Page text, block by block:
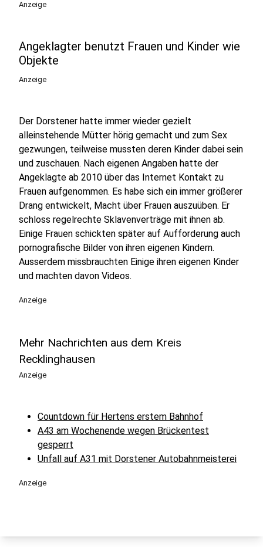
Anzeige
Angeklagter benutzt Frauen und Kinder wie
Objekte
Anzeige
Der Dorstener hatte immer wieder gezielt
alleinstehende Mütter hörig gemacht und zum Sex
gezwungen, teilweise mussten deren Kinder dabei sein
und zuschauen. Nach eigenen Angaben hatte der
Angeklagte ab 2010 über das Internet Kontakt zu
Frauen aufgenommen. Es habe sich ein immer größerer
Drang entwickelt, Macht über Frauen auszuüben. Er
schloss regelrechte Sklavenverträge mit ihnen ab.
Einige Frauen schickten später auf Aufforderung auch
pornografische Bilder von ihren eigenen Kindern.
Ausserdem missbrauchten Einige ihren eigenen Kinder
und machten davon Videos.
Anzeige
Mehr Nachrichten aus dem Kreis
Recklinghausen
Anzeige
Countdown für Hertens erstem Bahnhof
A43 am Wochenende wegen Brückentest
gesperrt
Unfall auf A31 mit Dorstener Autobahnmeisterei
Anzeige